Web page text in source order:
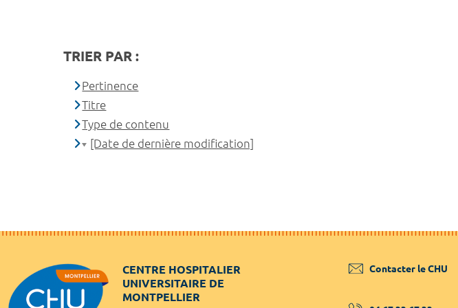
TRIER PAR :
Pertinence
Titre
Type de contenu
[Date de dernière modification]
CENTRE HOSPITALIER
UNIVERSITAIRE DE
MONTPELLIER
Contacter le CHU